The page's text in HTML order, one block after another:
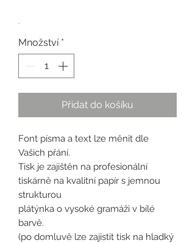
.
Množství *
Přidat do košíku
Font písma a text lze měnit dle
Vašich přání.
Tisk je zajištěn na profesionální
tiskárně na kvalitní papír s jemnou
strukturou
plátýnka o vysoké gramáži v bílé
barvě.
(po domluvě lze zajistit tisk na hladký